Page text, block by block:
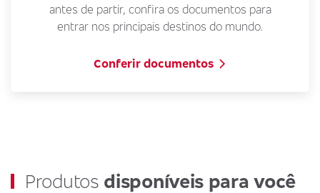
antes de partir, confira os documentos para
entrar nos principais destinos do mundo.
Conferir documentos
Produtos disponíveis para você